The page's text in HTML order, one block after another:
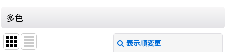
多色
表示順変更